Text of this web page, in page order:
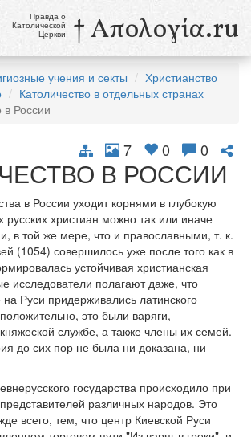
и секты, справочник
Креста, дева и мученица
Правда о
Католической
Церкви † Απολογία.ru
учения и секты
Христианство
Католичество в отдельных странах
в России
7 0 0
В РОССИИ
в России уходит корнями в глубокую
русских христиан можно так или иначе
в той же мере, что и православными, т. к.
(1054) совершилось уже после того как в
устойчивая христианская
исследователи полагают даже, что
Руси придерживались латинского
это были варяги,
службе, а также члены их семей.
до сих пор не была ни доказана, ни
государства происходило при
различных народов. Это
всего, тем, что центр Киевской Руси